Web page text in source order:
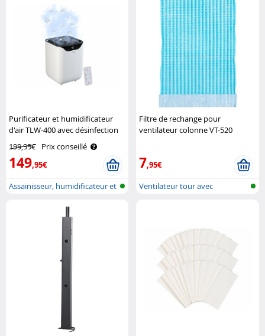
Purificateur et humidificateur
d'air TLW-400 avec désinfection
UV - coloris blanc Sichler
Haushaltsgeräte
199,99€ Prix conseillé
149,95€
Assainisseur, humidificateur et
Filtre de rechange pour
ventilateur colonne VT-520
7,95€
Ventilateur tour avec